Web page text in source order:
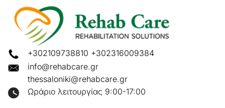
+302109738810 +302316009384
info@rehabcare.gr
thessaloniki@rehabcare.gr
Ωράριο λειτουργίας 9:00-17:00